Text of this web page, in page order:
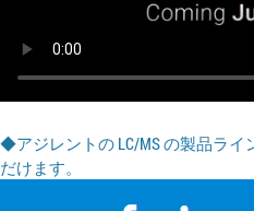
◆アジレントの LC/MS の製品ラ
だけます。